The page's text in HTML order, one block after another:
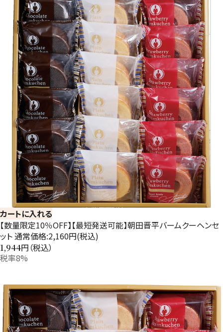
カートに入れる
【数量限定10％OFF】【最短発送可能】朝田晋平バームクーヘンセ
ット 通常価格:2,160円(税込)
1,944円（税込）
税率8%